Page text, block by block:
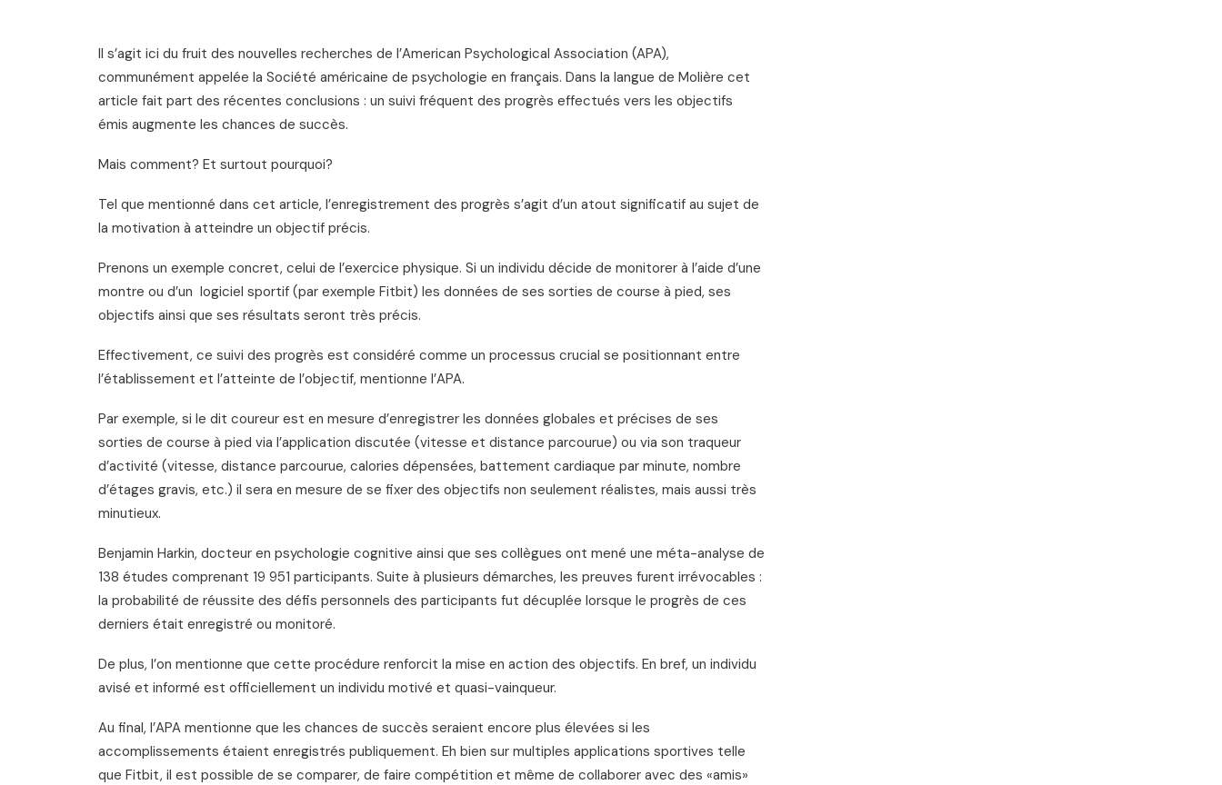
Il s’agit ici du fruit des nouvelles recherches de l’American Psychological Association (APA),
communément appelée la Société américaine de psychologie en français. Dans la langue de Molière cet
article fait part des récentes conclusions : un suivi fréquent des progrès effectués vers les objectifs
émis augmente les chances de succès.
Mais comment? Et surtout pourquoi?
Tel que mentionné dans cet article, l’enregistrement des progrès s’agit d’un atout significatif au sujet de
la motivation à atteindre un objectif précis.
Prenons un exemple concret, celui de l’exercice physique. Si un individu décide de monitorer à l’aide d’une
montre ou d’un logiciel sportif (par exemple Fitbit) les données de ses sorties de course à pied, ses
objectifs ainsi que ses résultats seront très précis.
Effectivement, ce suivi des progrès est considéré comme un processus crucial se positionnant entre
l’établissement et l’atteinte de l’objectif, mentionne l’APA.
Par exemple, si le dit coureur est en mesure d’enregistrer les données globales et précises de ses
sorties de course à pied via l’application discutée (vitesse et distance parcourue) ou via son traqueur
d’activité (vitesse, distance parcourue, calories dépensées, battement cardiaque par minute, nombre
d’étages gravis, etc.) il sera en mesure de se fixer des objectifs non seulement réalistes, mais aussi très
minutieux.
Benjamin Harkin, docteur en psychologie cognitive ainsi que ses collègues ont mené une méta-analyse de
138 études comprenant 19 951 participants. Suite à plusieurs démarches, les preuves furent irrévocables :
la probabilité de réussite des défis personnels des participants fut décuplée lorsque le progrès de ces
derniers était enregistré ou monitoré.
De plus, l’on mentionne que cette procédure renforcit la mise en action des objectifs. En bref, un individu
avisé et informé est officiellement un individu motivé et quasi-vainqueur.
Au final, l’APA mentionne que les chances de succès seraient encore plus élevées si les
accomplissements étaient enregistrés publiquement. Eh bien sur multiples applications sportives telle
que Fitbit, il est possible de se comparer, de faire compétition et même de collaborer avec des «amis»